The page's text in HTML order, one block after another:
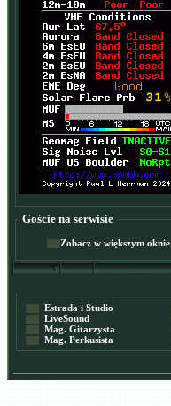
Goście na serwisie
Zobacz w większym oknie
Estrada i Studio
LiveSound
Mag. Gitarzysta
Mag. Perkusista